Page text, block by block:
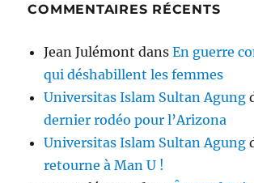
COMMENTAIRES RÉCENTS
Jean Julémont dansEn guerre
qui déshabillent les femmes
Universitas Islam Sultan Agung
dernier rodéo pour l’Arizona
Universitas Islam Sultan Agung
retourne à Man U !